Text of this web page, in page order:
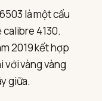
là một cấu
4130.
2019 kết hợp
với vàng vàng
giữa.